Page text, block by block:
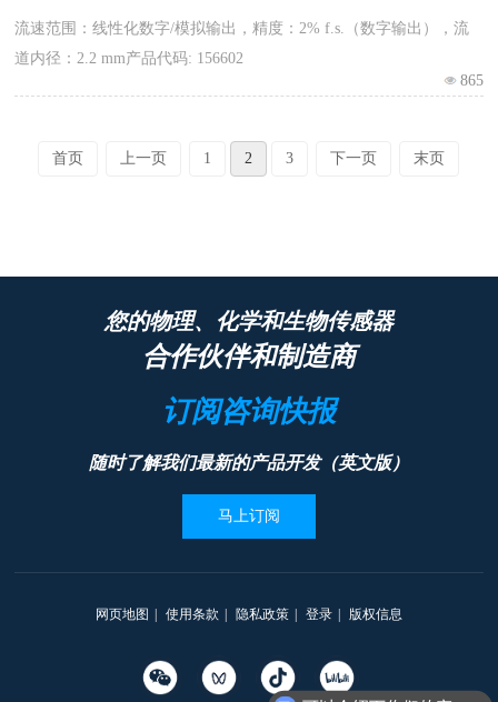
流速范围：线性化数字/模拟输出，精度：2% f.s.（数字输出），流
道内径：2.2 mm产品代码: 156602
865
首页 上一页 1 2 3 下一页 末页
您的物理、化学和生物传感器
合作伙伴和制造商
订阅咨询快报
随时了解我们最新的产品开发（英文版）
马上订阅
网页地图 使用条款 隐私政策 登录 版权信息